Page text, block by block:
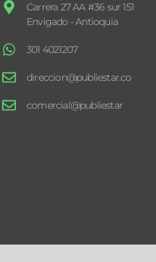
Carrera 27 AA #36 sur 151
Envigado - Antioquia
301 4021207
direccion@publiestar.co
comercial@publiestar